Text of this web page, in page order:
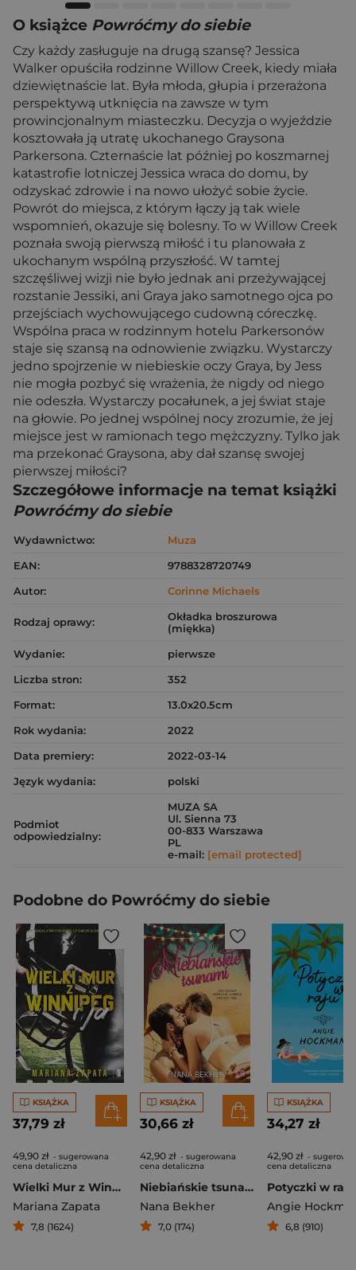
O książce Powróćmy do siebie
Czy każdy zasługuje na drugą szansę? Jessica
Walker opuściła rodzinne Willow Creek, kiedy miała
dziewiętnaście lat. Była młoda, głupia i przerażona
perspektywą utknięcia na zawsze w tym
prowincjonalnym miasteczku. Decyzja o wyjeździe
kosztowała ją utratę ukochanego Graysona
Parkersona. Czternaście lat później po koszmarnej
katastrofie lotniczej Jessica wraca do domu, by
odzyskać zdrowie i na nowo ułożyć sobie życie.
Powrót do miejsca, z którym łączy ją tak wiele
wspomnień, okazuje się bolesny. To w Willow Creek
poznała swoją pierwszą miłość i tu planowała z
ukochanym wspólną przyszłość. W tamtej
szczęśliwej wizji nie było jednak ani przeżywającej
rozstanie Jessiki, ani Graya jako samotnego ojca po
przejściach wychowującego cudowną córeczkę.
Wspólna praca w rodzinnym hotelu Parkersonów
staje się szansą na odnowienie związku. Wystarczy
jedno spojrzenie w niebieskie oczy Graya, by Jess
nie mogła pozbyć się wrażenia, że nigdy od niego
nie odeszła. Wystarczy pocałunek, a jej świat staje
na głowie. Po jednej wspólnej nocy zrozumie, że jej
miejsce jest w ramionach tego mężczyzny. Tylko jak
ma przekonać Graysona, aby dał szansę swojej
pierwszej miłości?
Szczegółowe informacje na temat książki
Powróćmy do siebie
Wydawnictwo:
Muza
EAN:
9788328720749
Autor:
Corinne Michaels
Rodzaj oprawy:
Okładka broszurowa
(miękka)
Wydanie:
pierwsze
Liczba stron:
352
Format:
13.0x20.5cm
Rok wydania:
2022
Data premiery:
2022-03-14
Język wydania:
polski
Podmiot
odpowiedzialny:
MUZA SA
Ul. Sienna 73
00-833 Warszawa
PL
e-mail: [email protected]
Podobne do Powróćmy do siebie
KSIĄŻKA
37,79 zł
49,90 zł - sugerowana
cena detaliczna
Wielki Mur z Winnipeg i ja
Mariana Zapata
7,8 (1624)
KSIĄŻKA
30,66 zł
42,90 zł - sugerowana
cena detaliczna
Niebiańskie tsunami
Nana Bekher
7,0 (174)
KSIĄŻKA
34,27 zł
42,90 zł -
cena detaliczna
Potyczki w raju
Angie
6,8 (910)